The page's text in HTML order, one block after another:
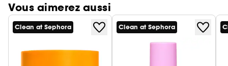
Vous aimerez aussi
Clean at Sephora Clean at Sephora